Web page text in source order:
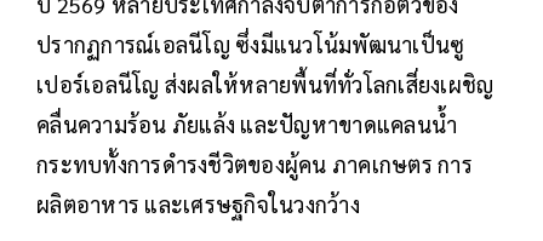
ปรากฏการณ์เอลนีโญ ซึ่งมีแนวโน้มพัฒนาเป็นซู
เปอร์เอลนีโญ ส่งผลให้หลายพื้นที่ทั่วโลกเสี่ยงเผชิญ
คลื่นความร้อน ภัยแล้ง และปัญหาขาดแคลนน้ำ
กระทบทั้งการดำรงชีวิตของผู้คน ภาคเกษตร การ
ผลิตอาหาร และเศรษฐกิจในวงกว้าง